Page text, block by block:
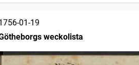
01-19
weckolista